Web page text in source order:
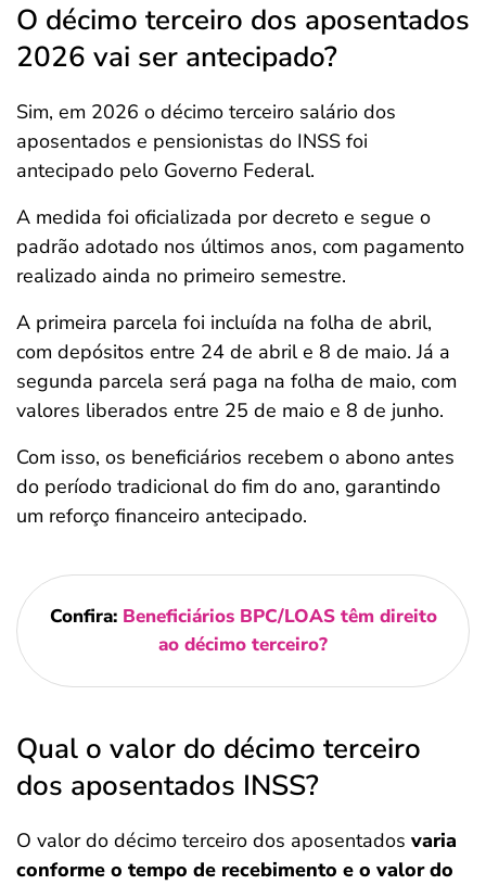
O décimo terceiro dos aposentados
2026 vai ser antecipado?
Sim, em 2026 o décimo terceiro salário dos
aposentados e pensionistas do INSS foi
antecipado pelo Governo Federal.
A medida foi oficializada por decreto e segue o
padrão adotado nos últimos anos, com pagamento
realizado ainda no primeiro semestre.
A primeira parcela foi incluída na folha de abril,
com depósitos entre 24 de abril e 8 de maio. Já a
segunda parcela será paga na folha de maio, com
valores liberados entre 25 de maio e 8 de junho.
Com isso, os beneficiários recebem o abono antes
do período tradicional do fim do ano, garantindo
um reforço financeiro antecipado.
Confira: Beneficiários BPC/LOAS têm direito
ao décimo terceiro?
Qual o valor do décimo terceiro
dos aposentados INSS?
O valor do décimo terceiro dos aposentados varia
conforme o tempo de recebimento e o valor do